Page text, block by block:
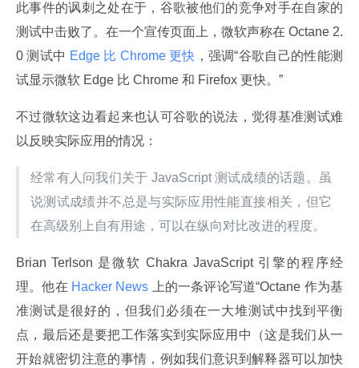
此事件的讽刺之处在于，谷歌被他们的竞争对手在自家的
测试中击败了。在一个宣传页面上，微软声称在 Octane 2.
0 测试中 Edge 比 Chrome 更快 ，强调“谷歌自己的性能测
试显示微软 Edge 比 Chrome 和 Firefox 更快。”
不过微软这边看起来也认可谷歌的说法，觉得基准测试难
以反映实际应用的情况：
经常有人问我们关于 JavaScript 测试成绩的话题。虽
说测试成绩并不总是与实际应用性能直接相关，但它
在高级别上自有用途，可以在纵向对比改进的程度。
Brian Terlson 是微软 Chakra JavaScript 引擎的程序经
理。他在 Hacker News
上的一条评论写道“Octane 作为基
准测试是很好的，但我们必须在一大堆测试中找到平衡
点，最后还是要把工作落实到实际应用中（这是我们从一
开始就密切注意的事情，例如我们意识到解释器可以加快